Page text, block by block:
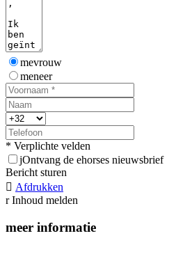
mevrouw
meneer
* Verplichte velden
jOntvang de ehorses nieuwsbrief
Bericht sturen
 Afdrukken
r Inhoud melden
meer informatie